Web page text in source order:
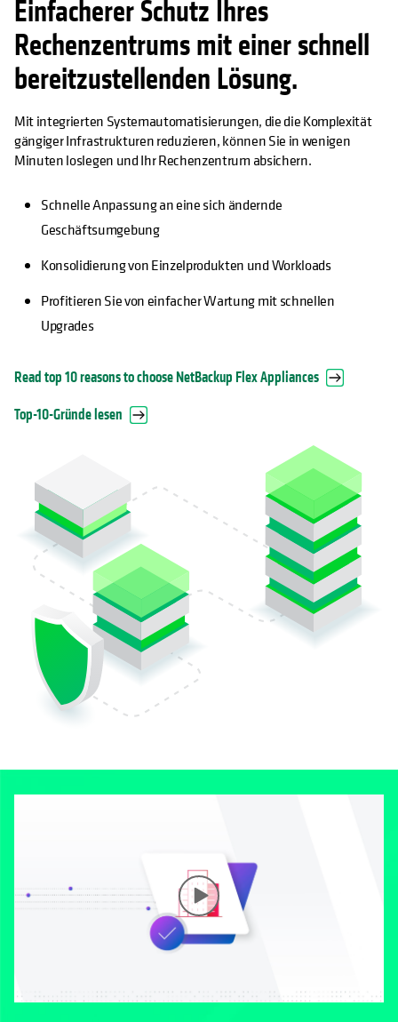
Einfacherer Schutz Ihres
Rechenzentrums mit einer schnell
bereitzustellenden Lösung.
Mit integrierten Systemautomatisierungen, die die Komplexität
gängiger Infrastrukturen reduzieren, können Sie in wenigen
Minuten loslegen und Ihr Rechenzentrum absichern.
Schnelle Anpassung an eine sich ändernde
Geschäftsumgebung
Konsolidierung von Einzelprodukten und Workloads
Profitieren Sie von einfacher Wartung mit schnellen
Upgrades
Read top 10 reasons to choose NetBackup Flex Appliances
Top-10-Gründe lesen